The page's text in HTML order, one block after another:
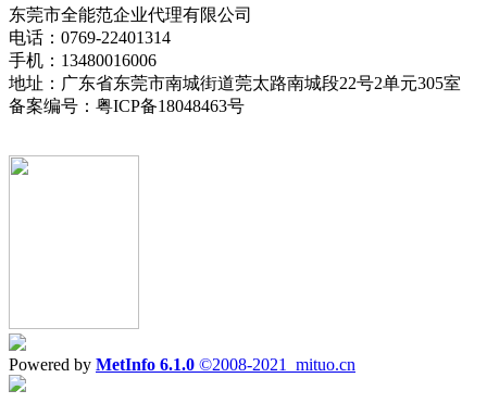
东莞市全能范企业代理有限公司
电话：0769-22401314
手机：13480016006
地址：广东省东莞市南城街道莞太路南城段22号2单元305室
备案编号：粤ICP备18048463号
Powered by MetInfo 6.1.0 ©2008-2021 mituo.cn